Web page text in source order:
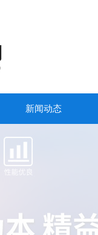
新闻动态